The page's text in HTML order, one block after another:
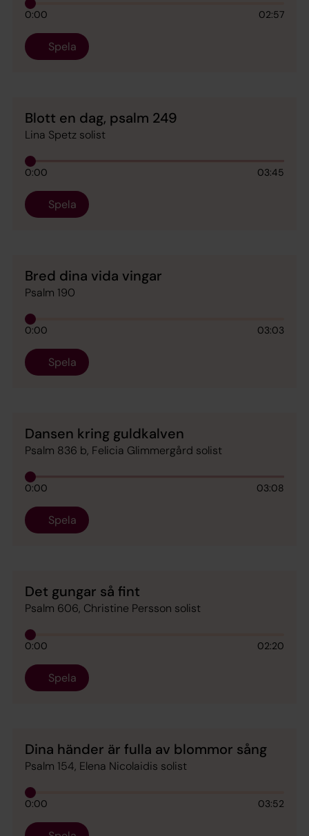
0:00 02:57
Spela
Blott en dag, psalm 249
Lina Spetz solist
0:00 03:45
Spela
Bred dina vida vingar
Psalm 190
0:00 03:03
Spela
Dansen kring guldkalven
Psalm 836 b, Felicia Glimmergård solist
0:00 03:08
Spela
Det gungar så fint
Psalm 606, Christine Persson solist
0:00 02:20
Spela
Dina händer är fulla av blommor sång
Psalm 154, Elena Nicolaidis solist
0:00 03:52